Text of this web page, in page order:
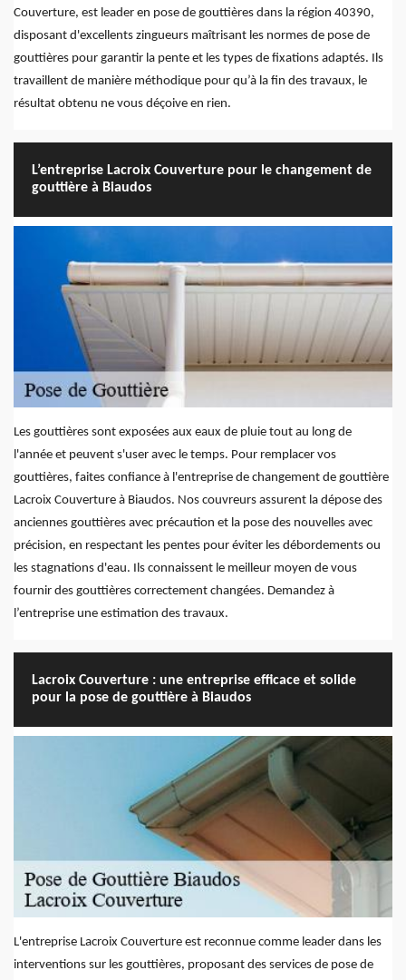
Couverture, est leader en pose de gouttières dans la région 40390,
disposant d'excellents zingueurs maîtrisant les normes de pose de
gouttières pour garantir la pente et les types de fixations adaptés. Ils
travaillent de manière méthodique pour qu’à la fin des travaux, le
résultat obtenu ne vous déçoive en rien.
L’entreprise Lacroix Couverture pour le changement de
gouttière à Biaudos
Les gouttières sont exposées aux eaux de pluie tout au long de
l'année et peuvent s'user avec le temps. Pour remplacer vos
gouttières, faites confiance à l'entreprise de changement de gouttière
Lacroix Couverture à Biaudos. Nos couvreurs assurent la dépose des
anciennes gouttières avec précaution et la pose des nouvelles avec
précision, en respectant les pentes pour éviter les débordements ou
les stagnations d'eau. Ils connaissent le meilleur moyen de vous
fournir des gouttières correctement changées. Demandez à
l’entreprise une estimation des travaux.
Lacroix Couverture : une entreprise efficace et solide
pour la pose de gouttière à Biaudos
L'entreprise Lacroix Couverture est reconnue comme leader dans les
interventions sur les gouttières, proposant des services de pose de